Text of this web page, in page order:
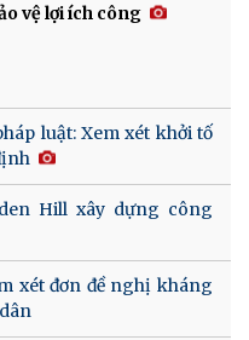
vệ lợi ích công
luật: Xem xét khởi tố
Hill xây dựng công
xét đơn đề nghị kháng